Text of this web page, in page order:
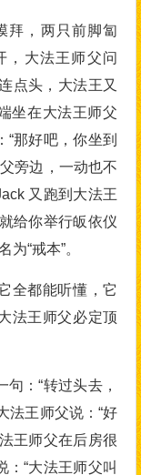
拜，两只前脚匐
，大法王师父问
点头，大法王又
坐在大法王师父
那好吧，你坐到
旁边，一动也不
又跑到大法王
给你举行皈依仪
“戒本”。
全都能听懂，它
法王师父必定顶
：“转过头去，
法王师父说：“好
王师父在后房很
“大法王师父叫